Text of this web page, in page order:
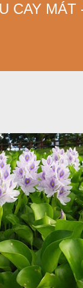
CAY MÁT